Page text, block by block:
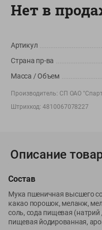
Вакансии
Корпоративный сайт Green
©2026ООО «ГРИНрозница» -
соглашения
юридических лиц: Отдел
Фрунзенского района г. Минска
Номер и адрес электронной
прав, предусмотренных
потребителей: +375 44 560-60-
Способы оплаты товара:
Нет в
Артикул
Страна пр-ва
Масса / Объем
Производитель: СП ОАО
Штрихкод:4810067078227
Описание
Состав
Мука пшеничная высшего
какао порошок, меланж,
соль, сода пищевая
пищевая йодированная,